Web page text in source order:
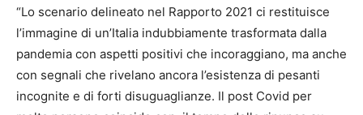
“Lo scenario delineato nel Rapporto 2021 ci restituisce
l’immagine di un’Italia indubbiamente trasformata dalla
pandemia con aspetti positivi che incoraggiano, ma anche
con segnali che rivelano ancora l’esistenza di pesanti
incognite e di forti disuguaglianze. Il post Covid per